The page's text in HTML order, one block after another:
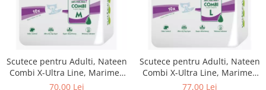
ProPhyto - ProVet SA (6 produse)
Record (5 produse)
Rohto Pharmaceuticals Co (4
produse)
Rolly Brush - Mr.White (10
Scutece pentru Adulti, Nateen
Combi X-Ultra Line, Marimea
M, 10buc.
70,00 Lei
Scutece pentru Adulti, Nateen
Combi X-Ultra Line, Marimea
L, 10buc.
77,00 Lei